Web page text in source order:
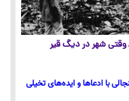
/ وقتی شهر در دیگ قیر
با ادعاها و ایده‌های تخیلی